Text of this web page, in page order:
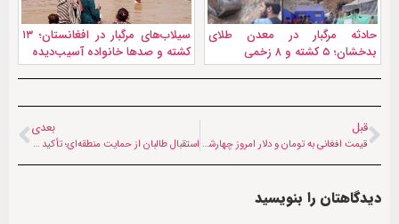
حادثه مرگبار در معدن طلای
بدخشان؛ ۵ کشته و ۸ زخمی
سیلاب‌های مرگبار در افغانستان؛ ۱۳
کشته و صدها خانواده آسیب‌دیده
قبل
قیمت افغانی به تومان و دلار امروز چهار‌شنبه (دوم مهرماه ۱۴۰۴)
بعدی
استقبال طالبان از حمایت منطقه‌ای؛ تأکید بر تقویت روابط و ثبات افغانستان
دیدگاهتان را بنویسید